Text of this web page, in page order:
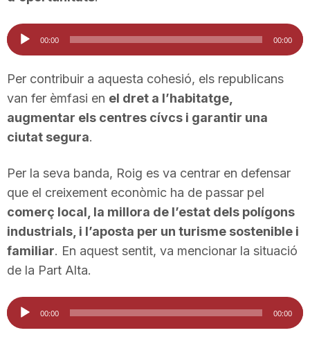
n
Reproductor
d'àudio
00:00 00:00
Per contribuir a aquesta cohesió, els republicans
van fer èmfasi en el dret a l’habitatge,
augmentar els centres cívcs i garantir una
ciutat segura.
Per la seva banda, Roig es va centrar en defensar
que el creixement econòmic ha de passar pel
comerç local, la millora de l’estat dels polígons
industrials, i l’aposta per un turisme sostenible i
familiar. En aquest sentit, va mencionar la situació
de la Part Alta.
Reproductor
d'àudio
00:00 00:00